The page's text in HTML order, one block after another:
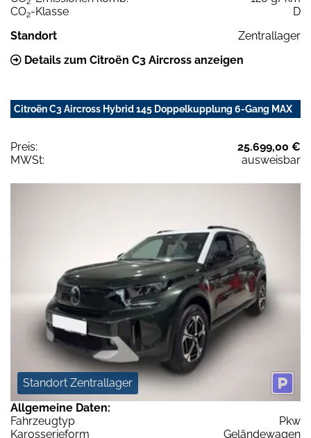
CO2-Klasse
D
Standort
Zentrallager
Details zum Citroën C3 Aircross anzeigen
Citroën C3 Aircross Hybrid 145 Doppelkupplung 6-Gang MAX
Preis:
25.699,00 €
MWSt:
ausweisbar
Standort Zentrallager
Allgemeine Daten:
Fahrzeugtyp
Pkw
Karosserieform
Geländewagen